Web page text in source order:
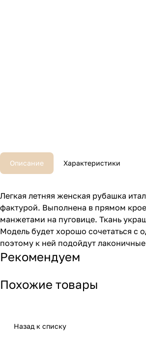
Описание Характеристики
Легкая летняя женская рубашка
фактурой. Выполнена в прямом
манжетами на пуговице. Ткань
Модель будет хорошо сочетаться
поэтому к ней подойдут
Рекомендуем
Похожие товары
Назад к списку